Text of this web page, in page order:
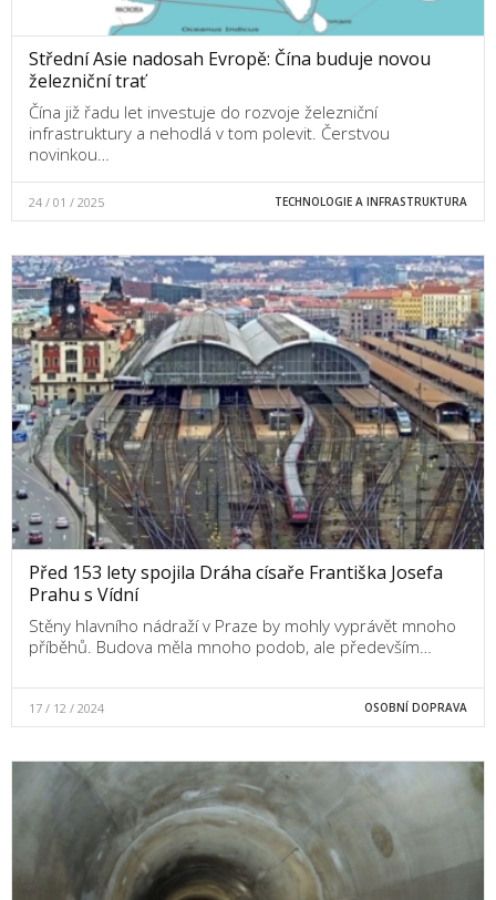
Střední Asie nadosah Evropě: Čína buduje novou
železniční trať
Čína již řadu let investuje do rozvoje železniční
infrastruktury a nehodlá v tom polevit. Čerstvou
novinkou…
24 / 01 / 2025 TECHNOLOGIE A INFRASTRUKTURA
Před 153 lety spojila Dráha císaře Františka Josefa
Prahu s Vídní
Stěny hlavního nádraží v Praze by mohly vyprávět mnoho
příběhů. Budova měla mnoho podob, ale především…
17 / 12 / 2024 OSOBNÍ DOPRAVA